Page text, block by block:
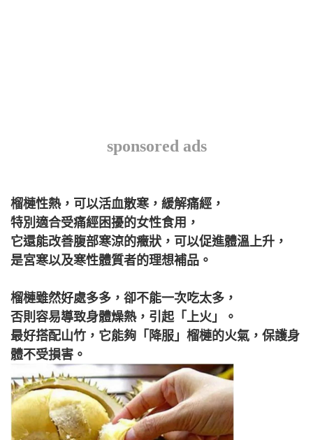
sponsored ads
榴槤性熱，可以活血散寒，緩解痛經，
特別適合受痛經困擾的女性食用，
它還能改善腹部寒涼的癥狀，可以促進體溫上升，
是宮寒以及寒性體質者的理想補品。
榴槤雖然好處多多，卻不能一次吃太多，
否則容易導致身體燥熱，引起「上火」。
最好搭配山竹，它能夠「降服」榴槤的火氣，保護身
體不受損害。